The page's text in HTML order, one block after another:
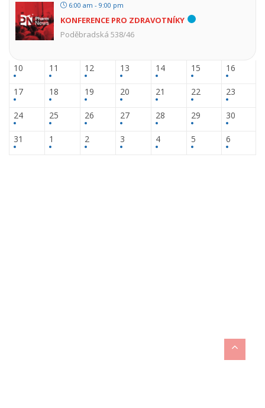
6:00 am - 9:00 pm
KONFERENCE PRO ZDRAVOTNÍKY
Poděbradská 538/46
10 11 12 13 14 15 16
17 18 19 20 21 22 23
24 25 26 27 28 29 30
31 1 2 3 4 5 6